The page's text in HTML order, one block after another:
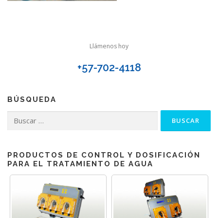
Llámenos hoy
+57-702-4118
BÚSQUEDA
PRODUCTOS DE CONTROL Y DOSIFICACIÓN
PARA EL TRATAMIENTO DE AGUA